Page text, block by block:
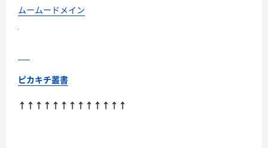
に
読
ムームードメイン
ピカキチ叢書
↑↑↑↑↑↑↑↑↑↑↑↑↑